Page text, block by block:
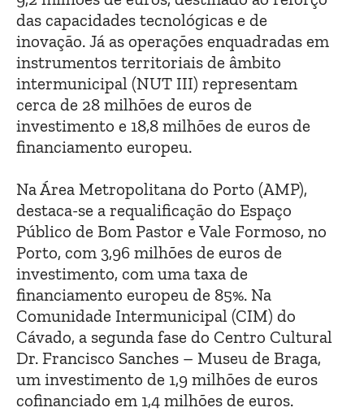
das capacidades tecnológicas e de
inovação. Já as operações enquadradas em
instrumentos territoriais de âmbito
intermunicipal (NUT III) representam
cerca de 28 milhões de euros de
investimento e 18,8 milhões de euros de
financiamento europeu.
Na Área Metropolitana do Porto (AMP),
destaca-se a requalificação do Espaço
Público de Bom Pastor e Vale Formoso, no
Porto, com 3,96 milhões de euros de
investimento, com uma taxa de
financiamento europeu de 85%. Na
Comunidade Intermunicipal (CIM) do
Cávado, a segunda fase do Centro Cultural
Dr. Francisco Sanches – Museu de Braga,
um investimento de 1,9 milhões de euros
cofinanciado em 1,4 milhões de euros.